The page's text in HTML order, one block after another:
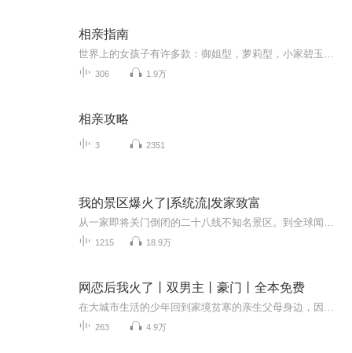
相亲指南
306 1.9万
相亲攻略
3 2351
我的景区爆火了|系统流|发家致富
1215 18.9万
网恋后我火了丨双男主丨豪门丨全本免费
263 4.9万